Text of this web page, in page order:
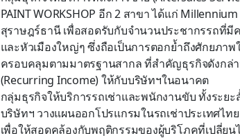
PAINT WORKSHOP อีก 2 สาขา ได้แก่
สุราษฎร์ธานี เพื่อสอดรับกับจำนวนประชากรรถที่มี
และหัวเมืองใหญ่ๆ ซึ่งถือเป็นการตอกย้ำถึงศักยภา
ครอบคลุมตามมาตรฐานสากล ที่สำคัญธุรกิจดังกล่า
(Recurring Income) ให้กับบริษัทฯในอนาคต
กลุ่มธุรกิจให้บริการรถเช่าและพนักงานขับ ทั้งระยะ
บริษัทฯ วางแผนออกโปรแกรมในรถเช่าประเทศไท
เพื่อให้สอดคล้องกับพฤติกรรมของผู้บริโภคที่เปลี่ย